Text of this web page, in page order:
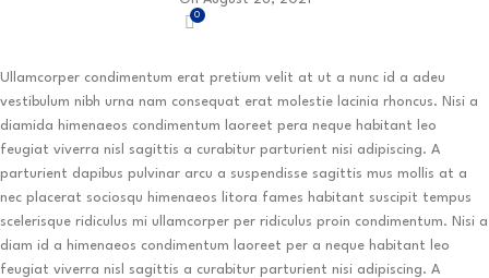
0
Ullamcorper condimentum erat pretium velit at ut a nunc id a adeu
vestibulum nibh urna nam consequat erat molestie lacinia rhoncus. Nisi a
diamida himenaeos condimentum laoreet pera neque habitant leo
feugiat viverra nisl sagittis a curabitur parturient nisi adipiscing. A
parturient dapibus pulvinar arcu a suspendisse sagittis mus mollis at a
nec placerat sociosqu himenaeos litora fames habitant suscipit tempus
scelerisque ridiculus mi ullamcorper per ridiculus proin condimentum. Nisi a
diam id a himenaeos condimentum laoreet per a neque habitant leo
feugiat viverra nisl sagittis a curabitur parturient nisi adipiscing. A